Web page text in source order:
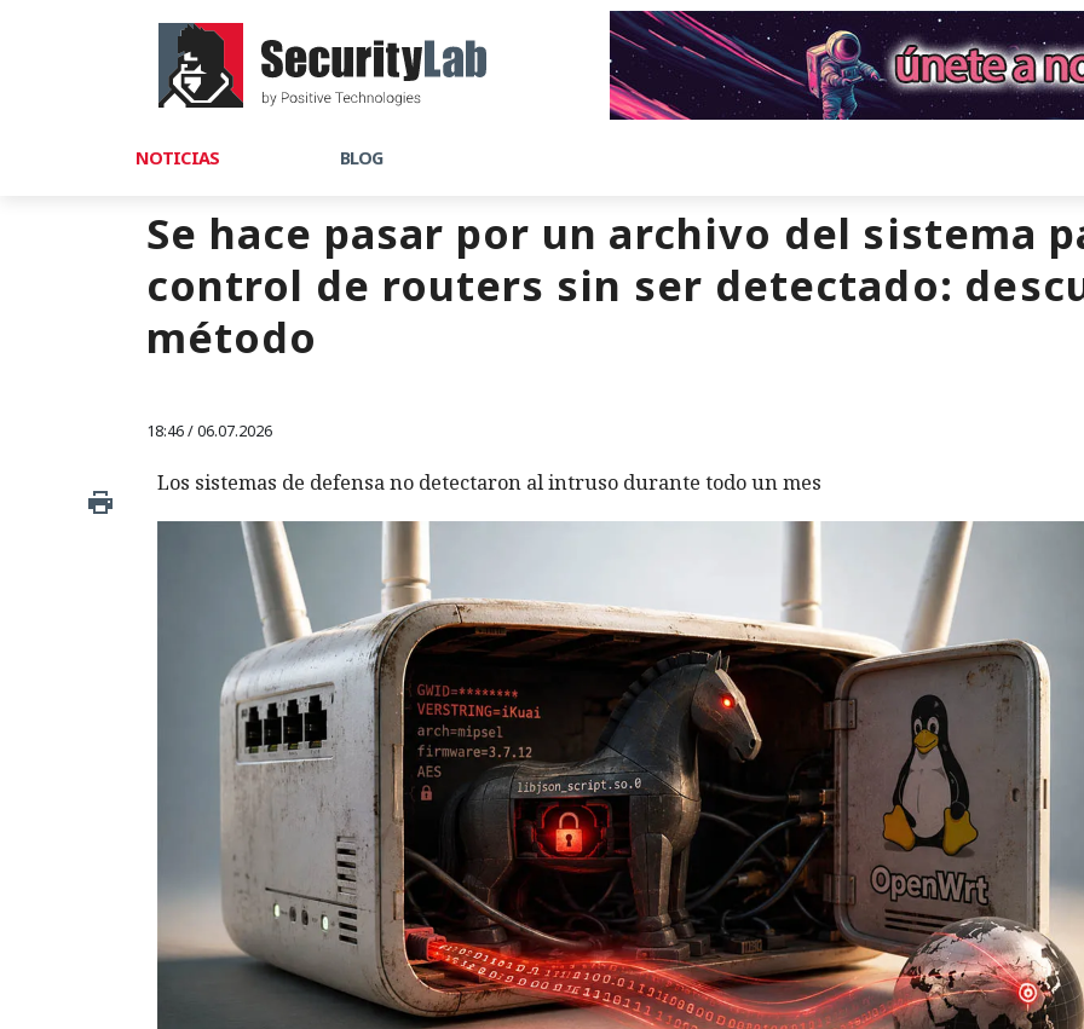
NOTICIAS BLOG
Se hace pasar por un archivo del sistema
control de routers sin ser detectado:
método
18:46 / 06.07.2026
Los sistemas de defensa no detectaron al intruso durante todo un mes